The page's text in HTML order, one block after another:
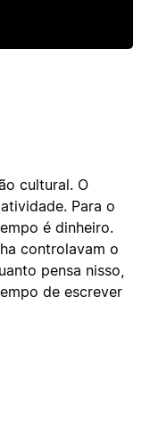
cultural. O
Para o
é dinheiro.
controlavam o
pensa nisso,
de escrever